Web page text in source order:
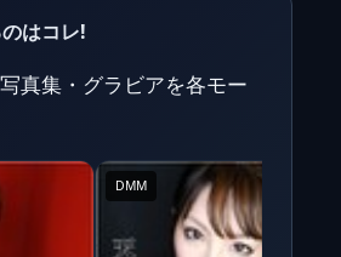
はコレ!
真集・グラビアを各モー
DMM